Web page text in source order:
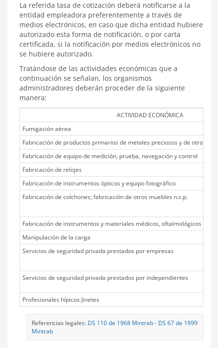
La referida tasa de cotización deberá notificarse a la
entidad empleadora preferentemente a través de
medios electrónicos, en caso que dicha entidad hubiere
autorizado esta forma de notificación, o por carta
certificada, si la notificación por medios electrónicos no
se hubiere autorizado.
Tratándose de las actividades económicas que a
continuación se señalan, los organismos
administradores deberán proceder de la siguiente
manera:
ACTIVIDAD ECONÓMICA
Fumigación aérea
Fabricación de productos primarios de metales preciosos y de otros
Fabricación de equipo de medición, prueba, navegación y control
Fabricación de relojes
Fabricación de instrumentos ópticos y equipo fotográfico
Fabricación de colchones; fabricación de otros muebles n.c.p.
Fabricación de instrumentos y materiales médicos, oftalmológicos y
Manipulación de la carga
Servicios de seguridad privada prestados por empresas
Servicios de seguridad privada prestados por independientes
Profesionales hípicos Jinetes
Referencias legales: DS 110 de 1968 Mintrab- DS 67 de 1999
Mintrab